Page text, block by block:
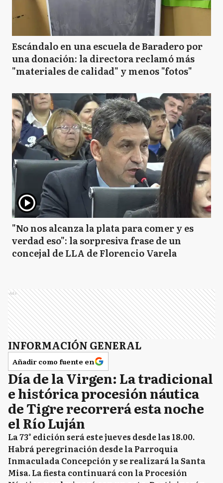
Escándalo en una escuela de Baradero por
una donación: la directora reclamó más
"materiales de calidad" y menos "fotos"
"No nos alcanza la plata para comer y es
verdad eso": la sorpresiva frase de un
concejal de LLA de Florencio Varela
Ads
INFORMACIÓN GENERAL
Añadir como fuente en
Día de la Virgen: La tradicional
e histórica procesión náutica
de Tigre recorrerá esta noche
el Río Luján
La 73° edición será este jueves desde las 18.00.
Habrá peregrinación desde la Parroquia
Inmaculada Concepción y se realizará la Santa
Misa. La fiesta continuará con la Procesión